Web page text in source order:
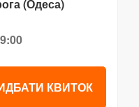
(Одеса)
КВИТОК